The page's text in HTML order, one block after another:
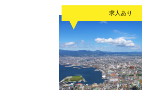
求人あり